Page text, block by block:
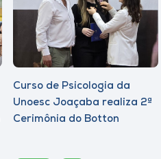
Curso de Psicologia da
Unoesc Joaçaba realiza 2ª
Cerimônia do Botton